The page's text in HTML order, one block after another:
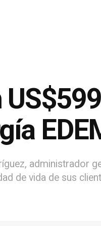
administrador
de vida de sus